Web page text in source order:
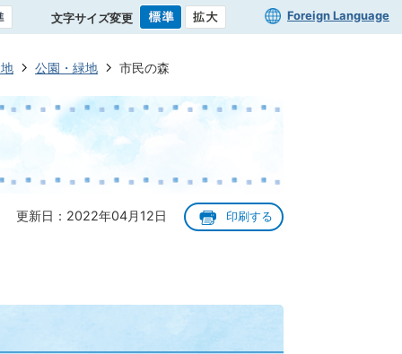
文字サイズ変更 Foreign Language
公園・緑地 市民の森
更新日：2022年04月12日 印刷する